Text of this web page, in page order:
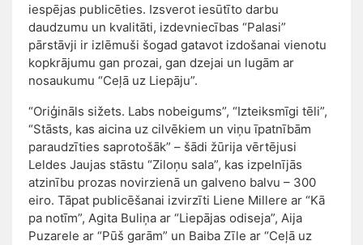
iespējas publicēties. Izsverot iesūtīto darbu
daudzumu un kvalitāti, izdevniecības “Palasi”
pārstāvji ir izlēmuši šogad gatavot izdošanai vienotu
kopkrājumu gan prozai, gan dzejai un lugām ar
nosaukumu “Ceļā uz Liepāju”.
“Oriģināls sižets. Labs nobeigums”, “Izteiksmīgi tēli”,
“Stāsts, kas aicina uz cilvēkiem un viņu īpatnībām
paraudzīties saprotošāk” – šādi žūrija vērtējusi
Leldes Jaujas stāstu “Ziloņu sala”, kas izpelnījās
atzinību prozas novirzienā un galveno balvu – 300
eiro. Tāpat publicēšanai izvirzīti Liene Millere ar “Kā
pa notīm”, Agita Buliņa ar “Liepājas odiseja”, Aija
Puzarele ar “Pūš garām” un Baiba Zīle ar “Ceļā uz